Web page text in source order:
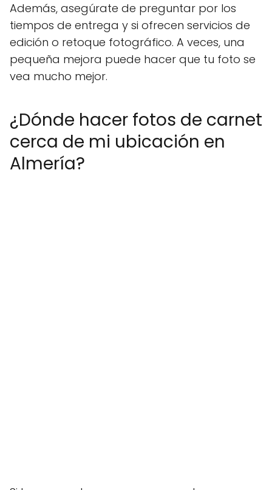
Además, asegúrate de preguntar por los
tiempos de entrega y si ofrecen servicios de
edición o retoque fotográfico. A veces, una
pequeña mejora puede hacer que tu foto se
vea mucho mejor.
¿Dónde hacer fotos de carnet
cerca de mi ubicación en
Almería?